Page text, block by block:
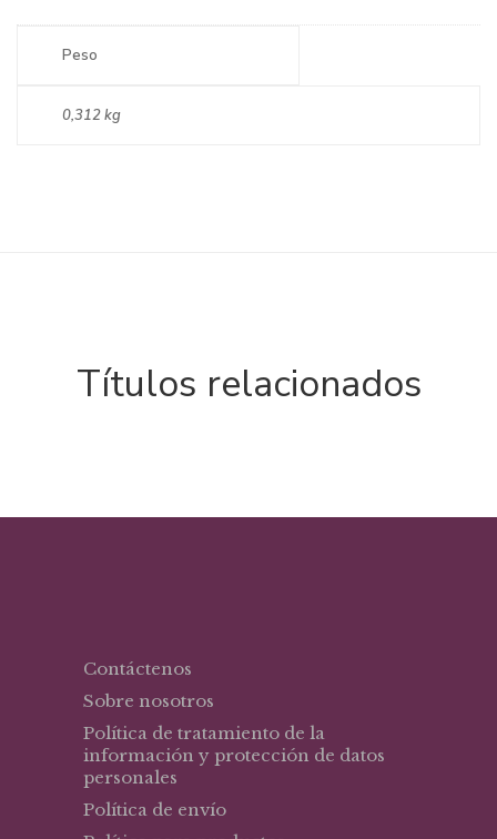
Peso
0,312 kg
Títulos relacionados
Contáctenos
Sobre nosotros
Política de tratamiento de la
información y protección de datos
personales
Política de envío